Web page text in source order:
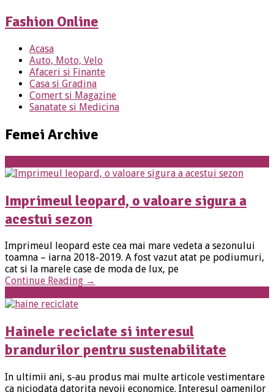
Fashion Online
Acasa
Auto, Moto, Velo
Afaceri si Finante
Casa si Gradina
Comert si Magazine
Sanatate si Medicina
Femei Archive
Imprimeul leopard, o valoare sigura a
acestui sezon
Imprimeul leopard este cea mai mare vedeta a sezonului
toamna – iarna 2018-2019. A fost vazut atat pe podiumuri,
cat si la marele case de moda de lux, pe
Continue Reading →
Hainele reciclate si interesul
brandurilor pentru sustenabilitate
In ultimii ani, s-au produs mai multe articole vestimentare
ca niciodata datorita nevoii economice. Interesul oamenilor